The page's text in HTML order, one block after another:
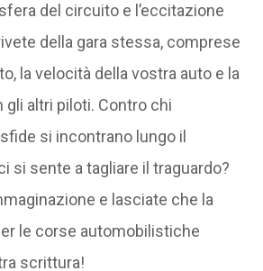
del circuito e l’eccitazione
della gara stessa, comprese
la velocità della vostra auto e la
altri piloti. Contro chi
si incontrano lungo il
si sente a tagliare il traguardo?
e lasciate che la
le corse automobilistiche
scrittura!